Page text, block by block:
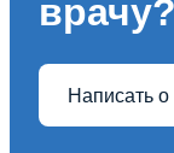
врачу?
Написать